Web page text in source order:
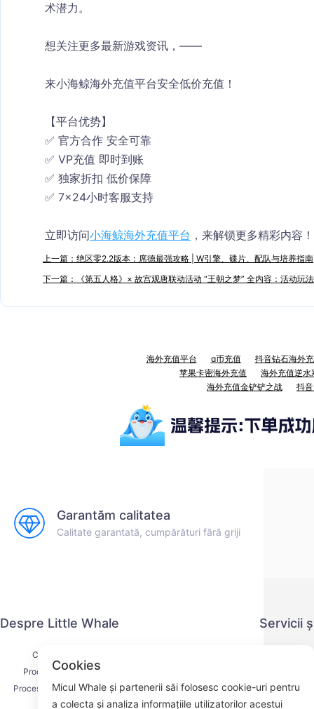
术潜力。
想关注更多最新游戏资讯，——
来小海鲸海外充值平台安全低价充值！
【平台优势】
✅ 官方合作 安全可靠
✅ VP充值 即时到账
✅ 独家折扣 低价保障
✅ 7×24小时客服支持
立即访问小海鲸海外充值平台 ，来解锁更多精彩内容！
上一篇：绝区零2.2版本：席德最强攻略 | W引擎、碟片、配队与培养指南
下一篇：《第五人格》× 故宫观唐联动活动 “王朝之梦” 全内容：活动玩
海外充值平台 q币充值
抖音钻石海外
苹果卡密海外充值
海外充值逆水
海外充值金铲铲之战
抖
Garantăm calitatea
Calitate garantată, cumpărături fără griji
Despre Little Whale
Contactați-ne
Procesul de livrare
Procesul de rambursare
Despre noi
Servicii
Acordul
Cookies
Micul Whale și partenerii săi folosesc cookie-uri pentru
a colecta și analiza informațiile utilizatorilor acestui